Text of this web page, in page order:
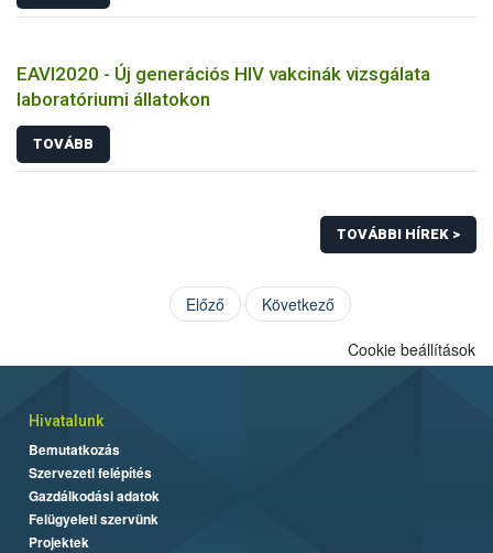
EAVI2020 - Új generációs HIV vakcinák vizsgálata
laboratóriumi állatokon
TOVÁBB
TOVÁBBI HÍREK >
Előző Következő
Cookie beállítások
Hivatalunk
Bemutatkozás
Szervezeti felépítés
Gazdálkodási adatok
Felügyeleti szervünk
Projektek